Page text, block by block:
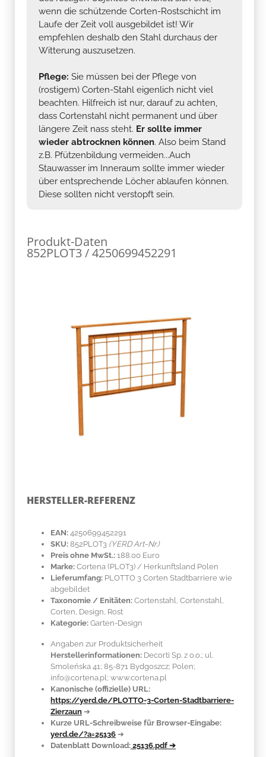
wenn die schützende Corten-Rostschicht im
Laufe der Zeit voll ausgebildet ist! Wir
empfehlen deshalb den Stahl durchaus der
Witterung auszusetzen.
Pflege: Sie müssen bei der Pflege von
(rostigem) Corten-Stahl eigenlich nicht viel
beachten. Hilfreich ist nur, darauf zu achten,
dass Cortenstahl nicht permanent und über
längere Zeit nass steht. Er sollte immer
wieder abtrocknen können. Also beim Stand
z.B. Pfützenbildung vermeiden...Auch
Stauwasser im Inneraum sollte immer wieder
über entsprechende Löcher ablaufen können.
Diese sollten nicht verstopft sein.
Produkt-Daten
852PLOT3 / 4250699452291
HERSTELLER-REFERENZ
EAN: 4250699452291
SKU: 852PLOT3 (YERD Art-Nr.)
Preis ohne MwSt.: 188.00 Euro
Marke: Cortena (PLOT3) / Herkunftsland Polen
Lieferumfang: PLOTTO 3 Corten Stadtbarriere wie
abgebildet
Taxonomie / Enitäten: Cortenstahl , Cortenstahl,
Corten, Design, Rost
Kategorie: Garten-Design
Angaben zur Produktsicherheit
Herstellerinformationen: Decorti Sp. z o.o.; ul.
Smoleńska 41; 85-871 Bydgoszcz; Polen;
info@cortena.pl; www.cortena.pl
Kanonische (offizielle) URL:
https://yerd.de/PLOTTO-3-Corten-Stadtbarriere-
Zierzaun ➔
Kurze URL-Schreibweise für Browser-Eingabe:
yerd.de/?a=25136 ➔
Datenblatt Download: 25136.pdf ➔